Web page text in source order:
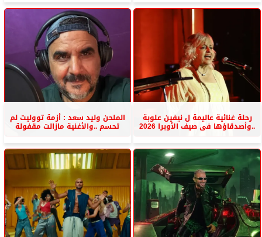
رحلة غنائية عاليمة ل نيفين علوبة
..وأصدقاؤها فى صيف الأوبرا 2026
الملحن وليد سعد : أزمة تووليت لم
تحسم ..والأغنية مازالت مقفولة